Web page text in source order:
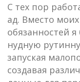
С тех пор
ад. Вместо
обязанностей
нудную
запуская
создавая